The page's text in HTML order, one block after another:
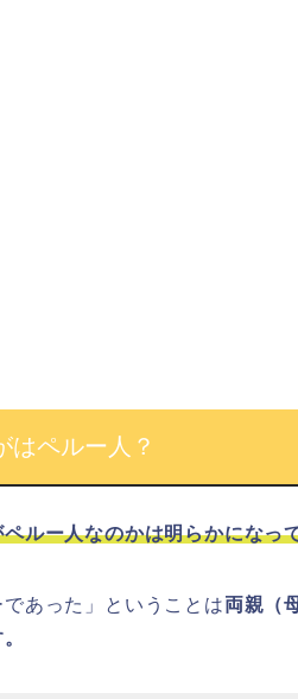
はペルー人？
ルー人なのかは明らかになっ
あった」ということは両親（